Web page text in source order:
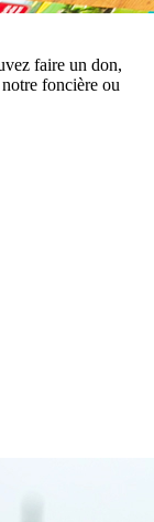
faire un don,
foncière ou